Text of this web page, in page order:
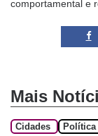
comportamental e
Mais
Cidades Política